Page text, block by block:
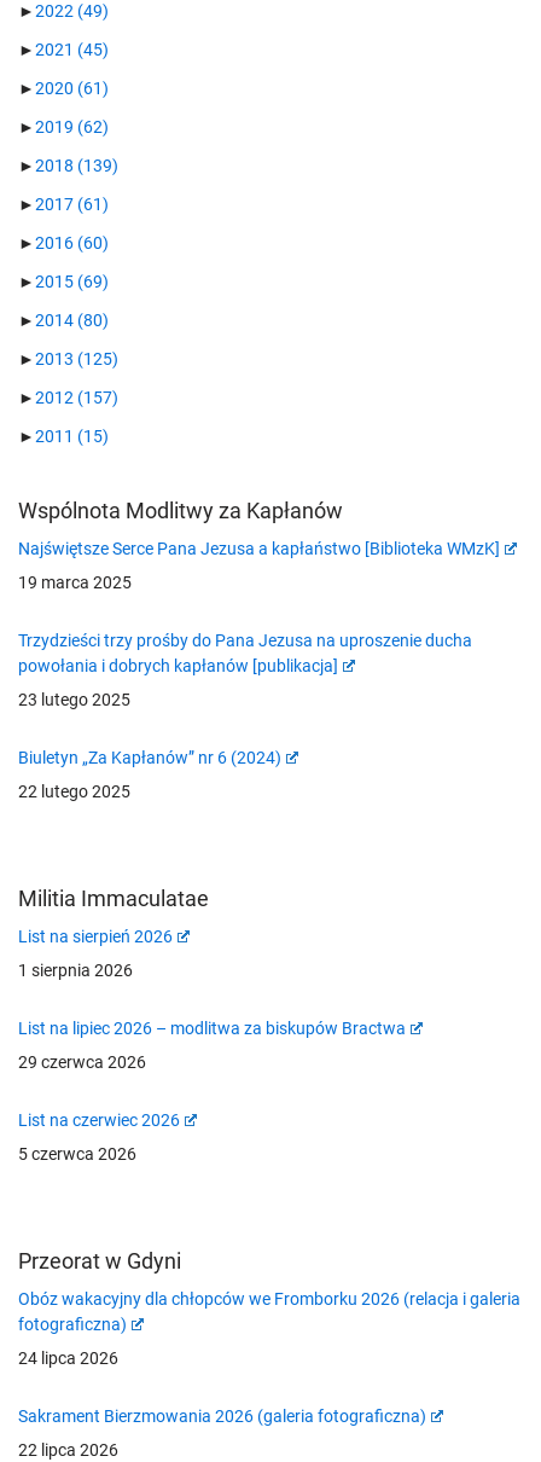
►2022 (49)
►2021 (45)
►2020 (61)
►2019 (62)
►2018 (139)
►2017 (61)
►2016 (60)
►2015 (69)
►2014 (80)
►2013 (125)
►2012 (157)
►2011 (15)
Wspólnota Modlitwy za Kapłanów
Najświętsze Serce Pana Jezusa a kapłaństwo [Biblioteka WMzK]
19 marca 2025
Trzydzieści trzy prośby do Pana Jezusa na uproszenie ducha
powołania i dobrych kapłanów [publikacja]
23 lutego 2025
Biuletyn „Za Kapłanów” nr 6 (2024)
22 lutego 2025
Militia Immaculatae
List na sierpień 2026
1 sierpnia 2026
List na lipiec 2026 – modlitwa za biskupów Bractwa
29 czerwca 2026
List na czerwiec 2026
5 czerwca 2026
Przeorat w Gdyni
Obóz wakacyjny dla chłopców we Fromborku 2026 (relacja i galeria
fotograficzna)
24 lipca 2026
Sakrament Bierzmowania 2026 (galeria fotograficzna)
22 lipca 2026